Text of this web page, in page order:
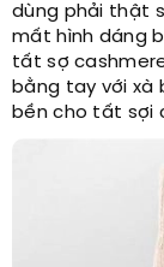
dùng phải thật
mất hình dáng
tất sợ
bằng tay với
bền cho tất sợi